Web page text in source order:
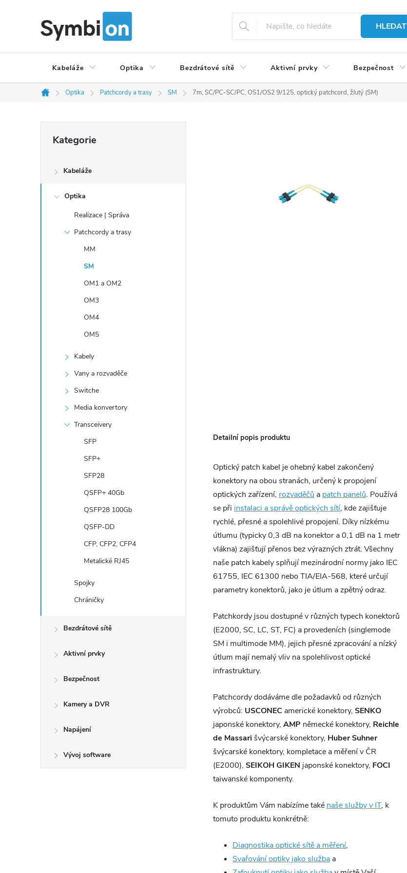
HLEDAT
Kabeláže Optika Bezdrátové sítě Aktivní prvky Bezpečnost
Domů
Optika Patchcordy a trasy SM 7m, SC/PC-SC/PC, OS1/OS2 9/125, optický patchcord, žlutý (SM)
r
kategorie
Kategorie
Kabeláže
Optika
Realizace | Správa
Patchcordy a trasy
MM
SM
OM1 a OM2
OM3
OM4
OM5
Kabely
Vany a rozvaděče
Switche
Media konvertory
Transceivery
SFP
SFP+
SFP28
QSFP+ 40Gb
QSFP28 100Gb
QSFP-DD
CFP, CFP2, CFP4
Metalické RJ45
Spojky
Chráničky
Bezdrátové sítě
Aktivní prvky
Bezpečnost
Kamery a DVR
Napájení
Vývoj software
Detailní popis produktu
Optický patch kabel je ohebný kabel zakončený
konektory na obou stranách, určený k propojení
optických zařízení, rozvaděčů a patch panelů. Používá
se při instalaci a správě optických sítí, kde zajišťuje
rychlé, přesné a spolehlivé propojení. Díky nízkému
útlumu (typicky 0,3 dB na konektor a 0,1 dB na 1 metr
vlákna) zajišťují přenos bez výrazných ztrát. Všechny
naše patch kabely splňují mezinárodní normy jako IEC
61755, IEC 61300 nebo TIA/EIA-568, které určují
parametry konektorů, jako je útlum a zpětný odraz.
Patchkordy jsou dostupné v různých typech konektorů
(E2000, SC, LC, ST, FC) a provedeních (singlemode
SM i multimode MM), jejich přesné zpracování a nízký
útlum mají nemalý vliv na spolehlivost optické
infrastruktury.
Patchcordy dodáváme dle požadavků od různých
výrobců: USCONEC americké konektory, SENKO
japonské konektory, AMP německé konektory, Reichle
de Massari švýcarské konektory, Huber Suhner
švýcarské konektory, kompletace a měření v ČR
(E2000), SEIKOH GIKEN japonské konektory, FOCI
taiwanské komponenty.
K produktům Vám nabízíme také naše služby v IT, k
tomuto produktu konkrétně:
Diagnostika optické sítě a měření,
Svařování optiky jako služba a